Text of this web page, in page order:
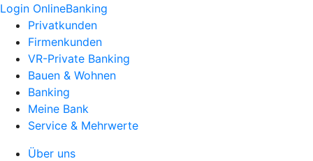
Login OnlineBanking
Privatkunden
Firmenkunden
VR-Private Banking
Bauen & Wohnen
Banking
Meine Bank
Service & Mehrwerte
Über uns